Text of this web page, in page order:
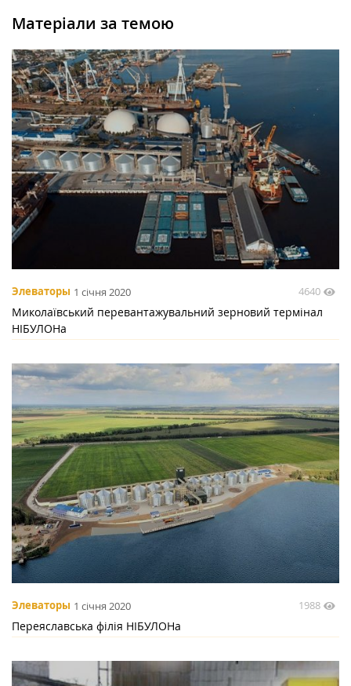
Матеріали за темою
Элеваторы 1 січня 2020 4640
Миколаївський перевантажувальний зерновий термінал
НІБУЛОНа
Элеваторы 1 січня 2020 1988
Переяславська філія НІБУЛОНа